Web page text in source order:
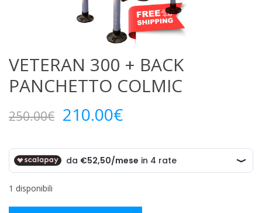
VETERAN 300 + BACK
PANCHETTO COLMIC
250.00€
Il
prezzo
250.00€.
210.00€Il
prezzo
210.00€.
1 disponibili